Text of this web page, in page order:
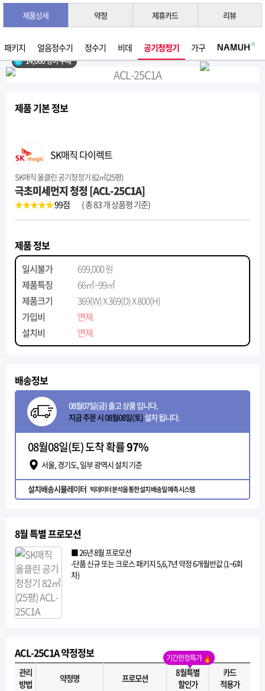
패키지 얼음정수기 정수기 비데 공기청정기 가구
제품상세 약정 제휴카드 리뷰
3초 간편 견적 받기 →
2026년 07월 생산
14,060 명이 구매
제품 기본 정보
SK매직 다이렉트
SK매직 올클린 공기청정기 82㎡(25평)
극초미세먼지 청정 [ACL-25C1A]
★★★★★99점 ( 총 83 개 상품평 기준)
제품 정보
일시불가
699,000 원
제품특징
66㎡~99㎡
제품크기
369(W) X 369(D) X 800(H)
가입비
면제
설치비
면제
배송정보
08월07일(금) 출고 상품 입니다.
지금 주문 시 08월08일(토)설치 됩니다.
08월08일(토) 도착 확률97%
서울, 경기도, 일부 광역시 설치 기준
설치배송시뮬레이터 빅데이터 분석을 통한 설치 배송일 예측 시스템
8월 특별 프로모션
■ 26년 8월 프로모션
-단품 신규 또는 크로스 패키지 5,6,7년 약정 6개월반값 (1~6회
차)
ACL-25C1A 약정정보 기간한정특가
관리
방법
약정명 프로모션
8월특별
할인가
카드
적용가